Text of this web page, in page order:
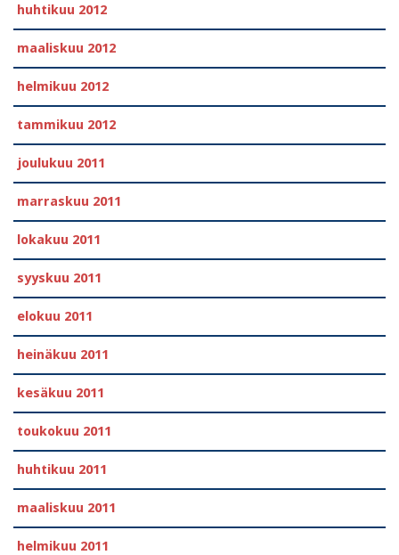
huhtikuu 2012
maaliskuu 2012
helmikuu 2012
tammikuu 2012
joulukuu 2011
marraskuu 2011
lokakuu 2011
syyskuu 2011
elokuu 2011
heinäkuu 2011
kesäkuu 2011
toukokuu 2011
huhtikuu 2011
maaliskuu 2011
helmikuu 2011